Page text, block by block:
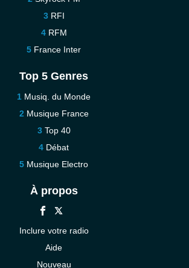
RFI
RFM
France Inter
Top 5 Genres
Musiq. du Monde
Musique France
Top 40
Débat
Musique Electro
À propos
Inclure votre radio
Aide
Nouveau